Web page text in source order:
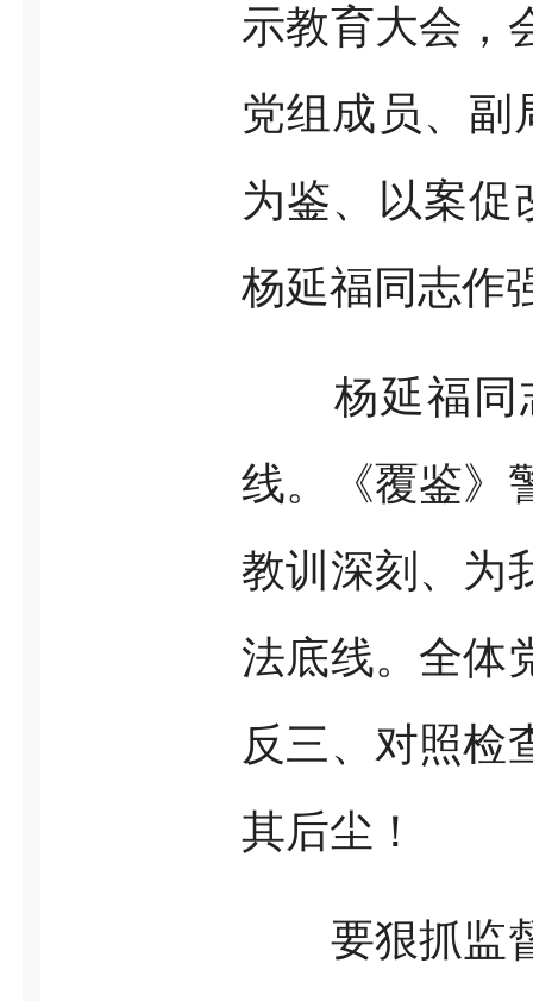
示教育大会，
党组成员、副
为鉴、以案促
杨延福同志作
杨延福同
线。《覆鉴》
教训深刻、为
法底线。全体
反三、对照检
其后尘！
要狠抓监